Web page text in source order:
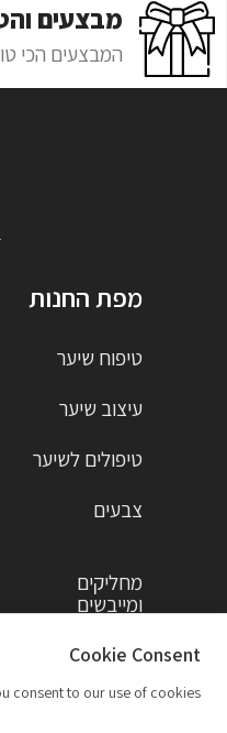
מבצעים
המבצעים הכי
מפת החנות
טיפוח שיער
עיצוב שיער
טיפולים לשיער
צבעים
מחליקים
ומייבשים
תוספות
מבצעים
Cookie Consent
consent to our use of cookies.